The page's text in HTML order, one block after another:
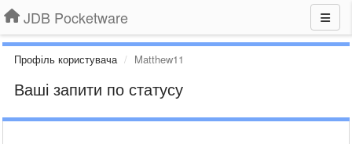
JDB Pocketware
Профіль користувача Matthew11
Ваші запити по статусу